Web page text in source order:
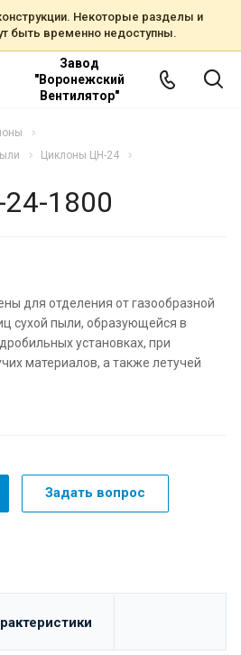
Некоторые разделы и
быть временно недоступны.
Завод
"Воронежский
Вентилятор"
Циклоны ЦН-24
1800
для отделения от газообразной
сухой пыли, образующейся в
установках, при
материалов, а также летучей
Задать вопрос